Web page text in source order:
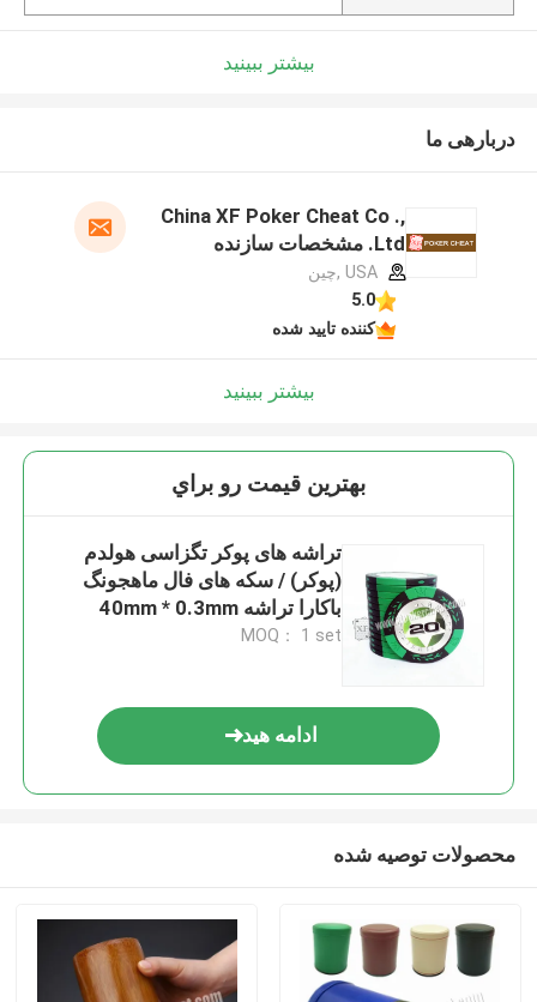
بیشتر ببینید
دربارهی ما
China XF Poker Cheat Co .,
Ltd. مشخصات سازنده
5.0
کننده تایید شده
بیشتر ببینید
بهترين قيمت رو براي
تراشه های پوکر تگزاسی هولدم
(پوکر) / سکه های فال ماهجونگ
باکارا تراشه 40mm * 0.3mm
MOQ： 1 set
ادامه هید
محصولات توصیه شده